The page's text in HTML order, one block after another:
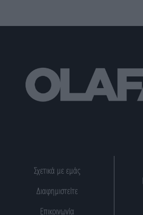
Σχετικά με εμάς
Διαφημιστείτε
Επικοινωνία